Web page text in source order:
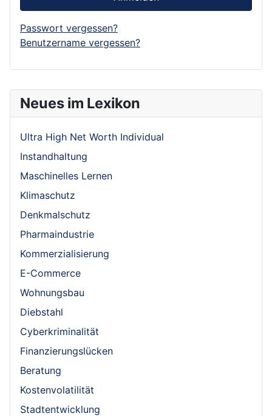
Neues im Lexikon
Ultra High Net Worth Individual
Instandhaltung
Maschinelles Lernen
Klimaschutz
Denkmalschutz
Pharmaindustrie
Kommerzialisierung
E-Commerce
Wohnungsbau
Diebstahl
Cyberkriminalität
Finanzierungslücken
Beratung
Kostenvolatilität
Stadtentwicklung
Passwort vergessen?
Benutzername vergessen?